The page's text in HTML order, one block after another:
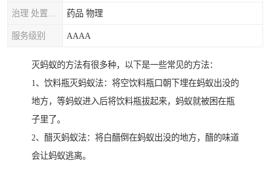
药品 物理
服务级别 AAAA
灭蚂蚁的方法有很多种，以下是一些常见的方法：
1、饮料瓶灭蚂蚁法：将空饮料瓶口朝下埋在蚂蚁出没的
地方，等蚂蚁进入后将饮料瓶拔起来，蚂蚁就被困在瓶
子里了。
2、醋灭蚂蚁法：将白醋倒在蚂蚁出没的地方，醋的味道
会让蚂蚁逃离。